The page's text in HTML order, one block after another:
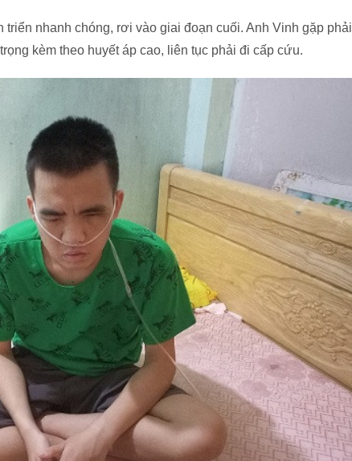
triển nhanh chóng, rơi vào giai đoạn cuối. Anh Vinh gặp phải
kèm theo huyết áp cao, liên tục phải đi cấp cứu.